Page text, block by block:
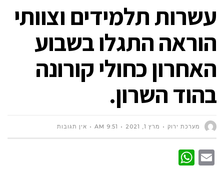
עשרות תלמידים וצוותי
הוראה התגלו בשבוע
האחרון כחולי קורונה
בהוד השרון.
מערכת ירוק מרץ 1, 2021 9:51 AM אין תגובות
Email